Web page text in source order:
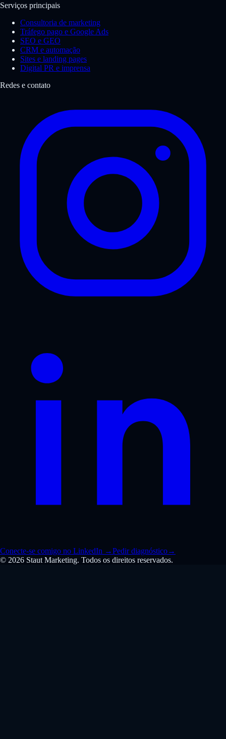
Serviços principais
Consultoria de marketing
Tráfego pago e Google Ads
SEO e GEO
CRM e automação
Sites e landing pages
Digital PR e imprensa
Redes e contato
Conecte-se comigo no LinkedIn →Pedir diagnóstico→
© 2026 Staut Marketing. Todos os direitos reservados.